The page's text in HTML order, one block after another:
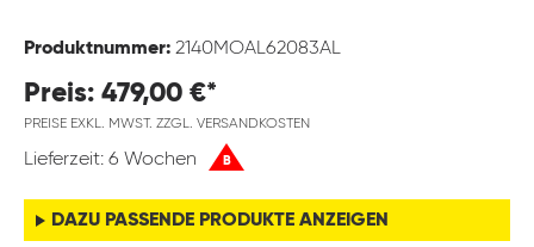
Produktnummer: 2140MOAL62083AL
Preis: 479,00 €*
PREISE EXKL. MWST. ZZGL. VERSANDKOSTEN
Lieferzeit: 6 Wochen B
DAZU PASSENDE PRODUKTE ANZEIGEN